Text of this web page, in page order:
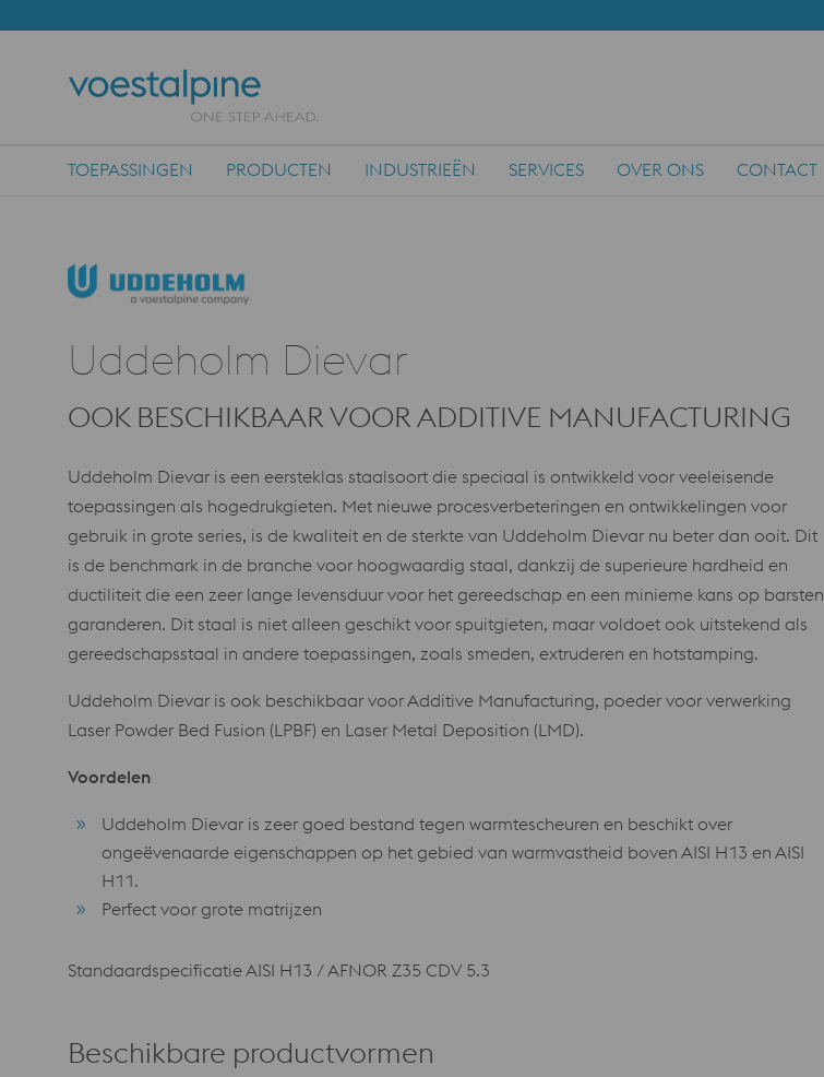
TOEPASSINGEN PRODUCTEN INDUSTRIEËN SERVICES OVER ONS CONTACT
Uddeholm Dievar
OOK BESCHIKBAAR VOOR ADDITIVE MANUFACTURING
Uddeholm Dievar is een eersteklas staalsoort die speciaal is ontwikkeld voor veeleisende
toepassingen als hogedrukgieten. Met nieuwe procesverbeteringen en ontwikkelingen voor
gebruik in grote series, is de kwaliteit en de sterkte van Uddeholm Dievar nu beter dan ooit. Dit
is de benchmark in de branche voor hoogwaardig staal, dankzij de superieure hardheid en
ductiliteit die een zeer lange levensduur voor het gereedschap en een minieme kans op barsten
garanderen. Dit staal is niet alleen geschikt voor spuitgieten, maar voldoet ook uitstekend als
gereedschapsstaal in andere toepassingen, zoals smeden, extruderen en hotstamping.
Uddeholm Dievar is ook beschikbaar voor Additive Manufacturing, poeder voor verwerking
Laser Powder Bed Fusion (LPBF) en Laser Metal Deposition (LMD).
Voordelen
Uddeholm Dievar is zeer goed bestand tegen warmtescheuren en beschikt over
ongeëvenaarde eigenschappen op het gebied van warmvastheid boven AISI H13 en AISI
H11.
Perfect voor grote matrijzen
Standaardspecificatie AISI H13 / AFNOR Z35 CDV 5.3
Beschikbare productvormen